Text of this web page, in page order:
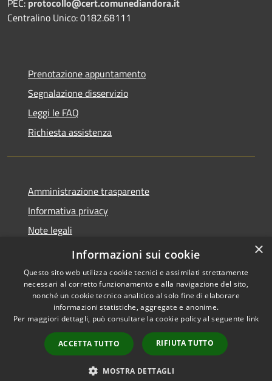
PEC: protocollo@cert.comunediandora.it
Centralino Unico: 0182.68111
Prenotazione appuntamento
Segnalazione disservizio
Leggi le FAQ
Richiesta assistenza
Amministrazione trasparente
Informativa privacy
Note legali
Dichiarazione di accessibilità
Accessibilità
Copyright © 2026 • Comune di
Andora • Powered by
Municipium•
Accesso
redazione
×
Informazioni sui cookie
Questo sito web utilizza cookie tecnici e assimilati strettamente
necessari al corretto funzionamento e alla navigazione del sito,
nonché un cookie tecnico analitico al solo fine di elaborare
informazioni statistiche, aggregate e anonime.
Per maggiori dettagli, può consultare la cookie policy al seguente link
ACCETTA TUTTO RIFIUTA TUTTO
MOSTRA DETTAGLI